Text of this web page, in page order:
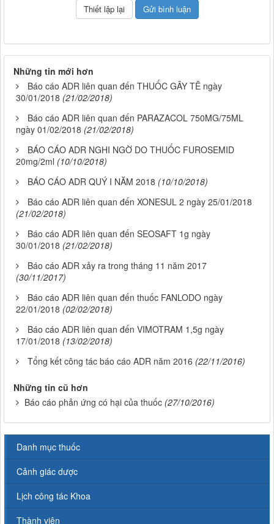
Những tin mới hơn
Báo cáo ADR liên quan đến THUỐC GÂY TÊ ngày
30/01/2018 (21/02/2018)
Báo cáo ADR liên quan đến PARAZACOL 750MG/75ML
ngày 01/02/2018 (21/02/2018)
BÁO CÁO ADR NGHI NGỜ DO THUỐC FUROSEMID
20mg/2ml (10/10/2018)
BÁO CÁO ADR QUÝ I NĂM 2018 (10/10/2018)
Báo cáo ADR liên quan đến XONESUL 2 ngày 25/01/2018
(21/02/2018)
Báo cáo ADR liên quan đến SEOSAFT 1g ngày
30/01/2018 (21/02/2018)
Báo cáo ADR xảy ra trong tháng 11 năm 2017
(30/11/2017)
Báo cáo ADR liên quan đến thuốc FANLODO ngày
22/01/2018 (02/02/2018)
Báo cáo ADR liên quan đến VIMOTRAM 1,5g ngày
17/01/2018 (13/02/2018)
Tổng kết công tác báo cáo ADR năm 2016 (22/11/2016)
Những tin cũ hơn
Báo cáo phản ứng có hại của thuốc (27/10/2016)
Danh mục thuốc
Cảnh giác dược
Lịch công tác Khoa
Thành viên